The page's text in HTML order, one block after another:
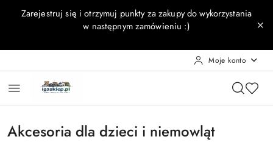
Przejdź do treści głównej
Przejdź do wyszukiwarki
Przejdź do moje konto
Przejdź do menu głównego
Przejdź do stopki
Zarejestruj się i otrzymuj punkty za zakupy do wykorzystania
w następnym zamówieniu :)
Moje konto
Akcesoria dla dzieci i niemowląt